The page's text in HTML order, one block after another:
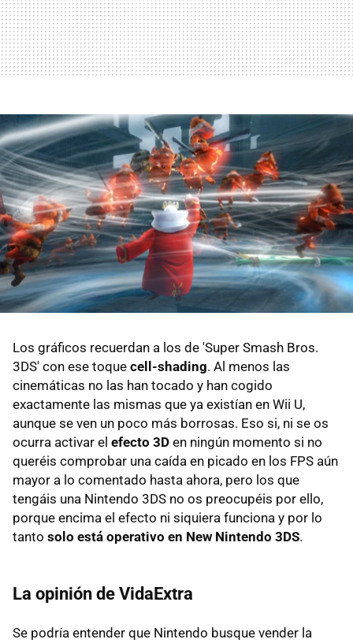
Los gráficos recuerdan a los de 'Super Smash Bros.
3DS' con ese toque cell-shading. Al menos las
cinemáticas no las han tocado y han cogido
exactamente las mismas que ya existían en Wii U,
aunque se ven un poco más borrosas. Eso si, ni se os
ocurra activar el efecto 3D en ningún momento si no
queréis comprobar una caída en picado en los FPS aún
mayor a lo comentado hasta ahora, pero los que
tengáis una Nintendo 3DS no os preocupéis por ello,
porque encima el efecto ni siquiera funciona y por lo
tanto solo está operativo en New Nintendo 3DS.
La opinión de VidaExtra
Se podría entender que Nintendo busque vender la